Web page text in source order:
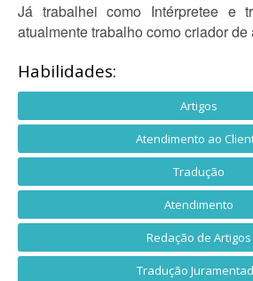
Já trabalhei como Intérpretee e
atualmente trabalho como criador de
Habilidades:
Artigos
Atendimento ao
Tradução
Atendimento
Redação de Artigos
Tradução